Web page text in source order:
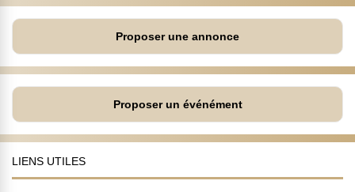
Proposer une annonce
Proposer un événément
LIENS UTILES